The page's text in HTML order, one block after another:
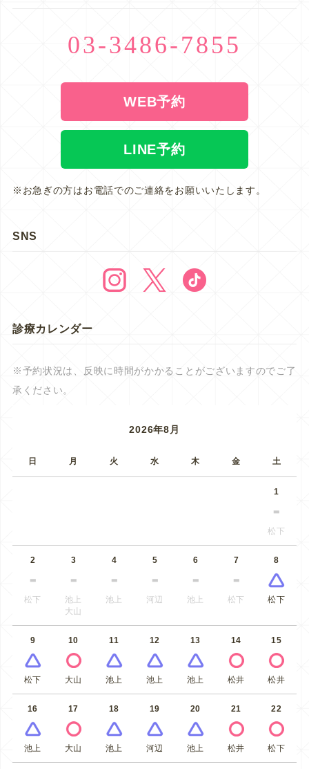
03-3486-7855
WEB予約
LINE予約
※お急ぎの方はお電話でのご連絡をお願いいたします。
SNS
診療カレンダー
※予約状況は、反映に時間がかかることがございますのでご了
承ください。
2026年8月
日 月 火 水 木 金 土
1
松下
2
松下
3
池上
大山
4
池上
5
河辺
6
池上
7
松下
8
松下
9
松下
10
大山
11
池上
12
池上
13
池上
14
松井
15
松井
16
池上
17
大山
18
池上
19
河辺
20
池上
21
松井
22
松下